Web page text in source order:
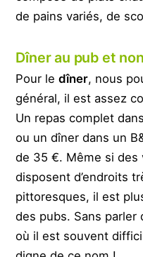
de pains variés, de
Dîner au pub et
Pour ledîner, nous
général, il est assez
Un repas complet
ou un dîner dans un
de 35 €. Même si des
disposent d’endroits
pittoresques, il est
des pubs. Sans parler
où il est souvent